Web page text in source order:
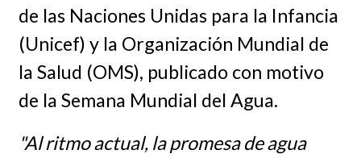
de las Naciones Unidas para la Infancia
(Unicef) y la Organización Mundial de
la Salud (OMS), publicado con motivo
de la Semana Mundial del Agua.
"Al ritmo actual, la promesa de agua